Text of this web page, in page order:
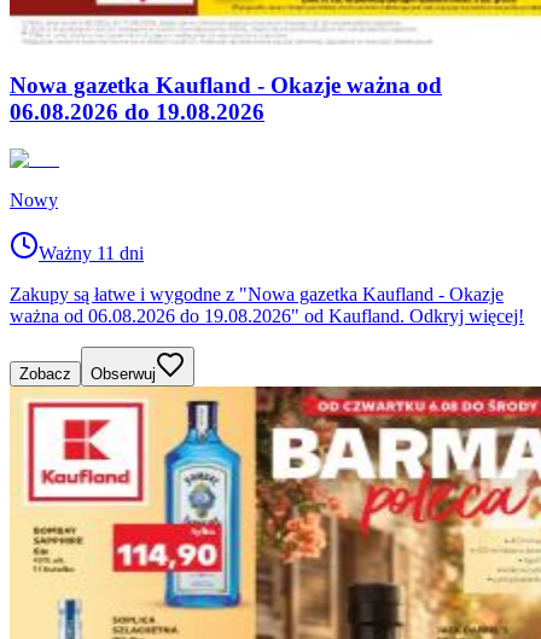
Nowa gazetka Kaufland - Okazje ważna od
06.08.2026 do 19.08.2026
Nowy
Ważny 11 dni
Zakupy są łatwe i wygodne z "Nowa gazetka Kaufland - Okazje
ważna od 06.08.2026 do 19.08.2026" od Kaufland. Odkryj więcej!
Zobacz Obserwuj